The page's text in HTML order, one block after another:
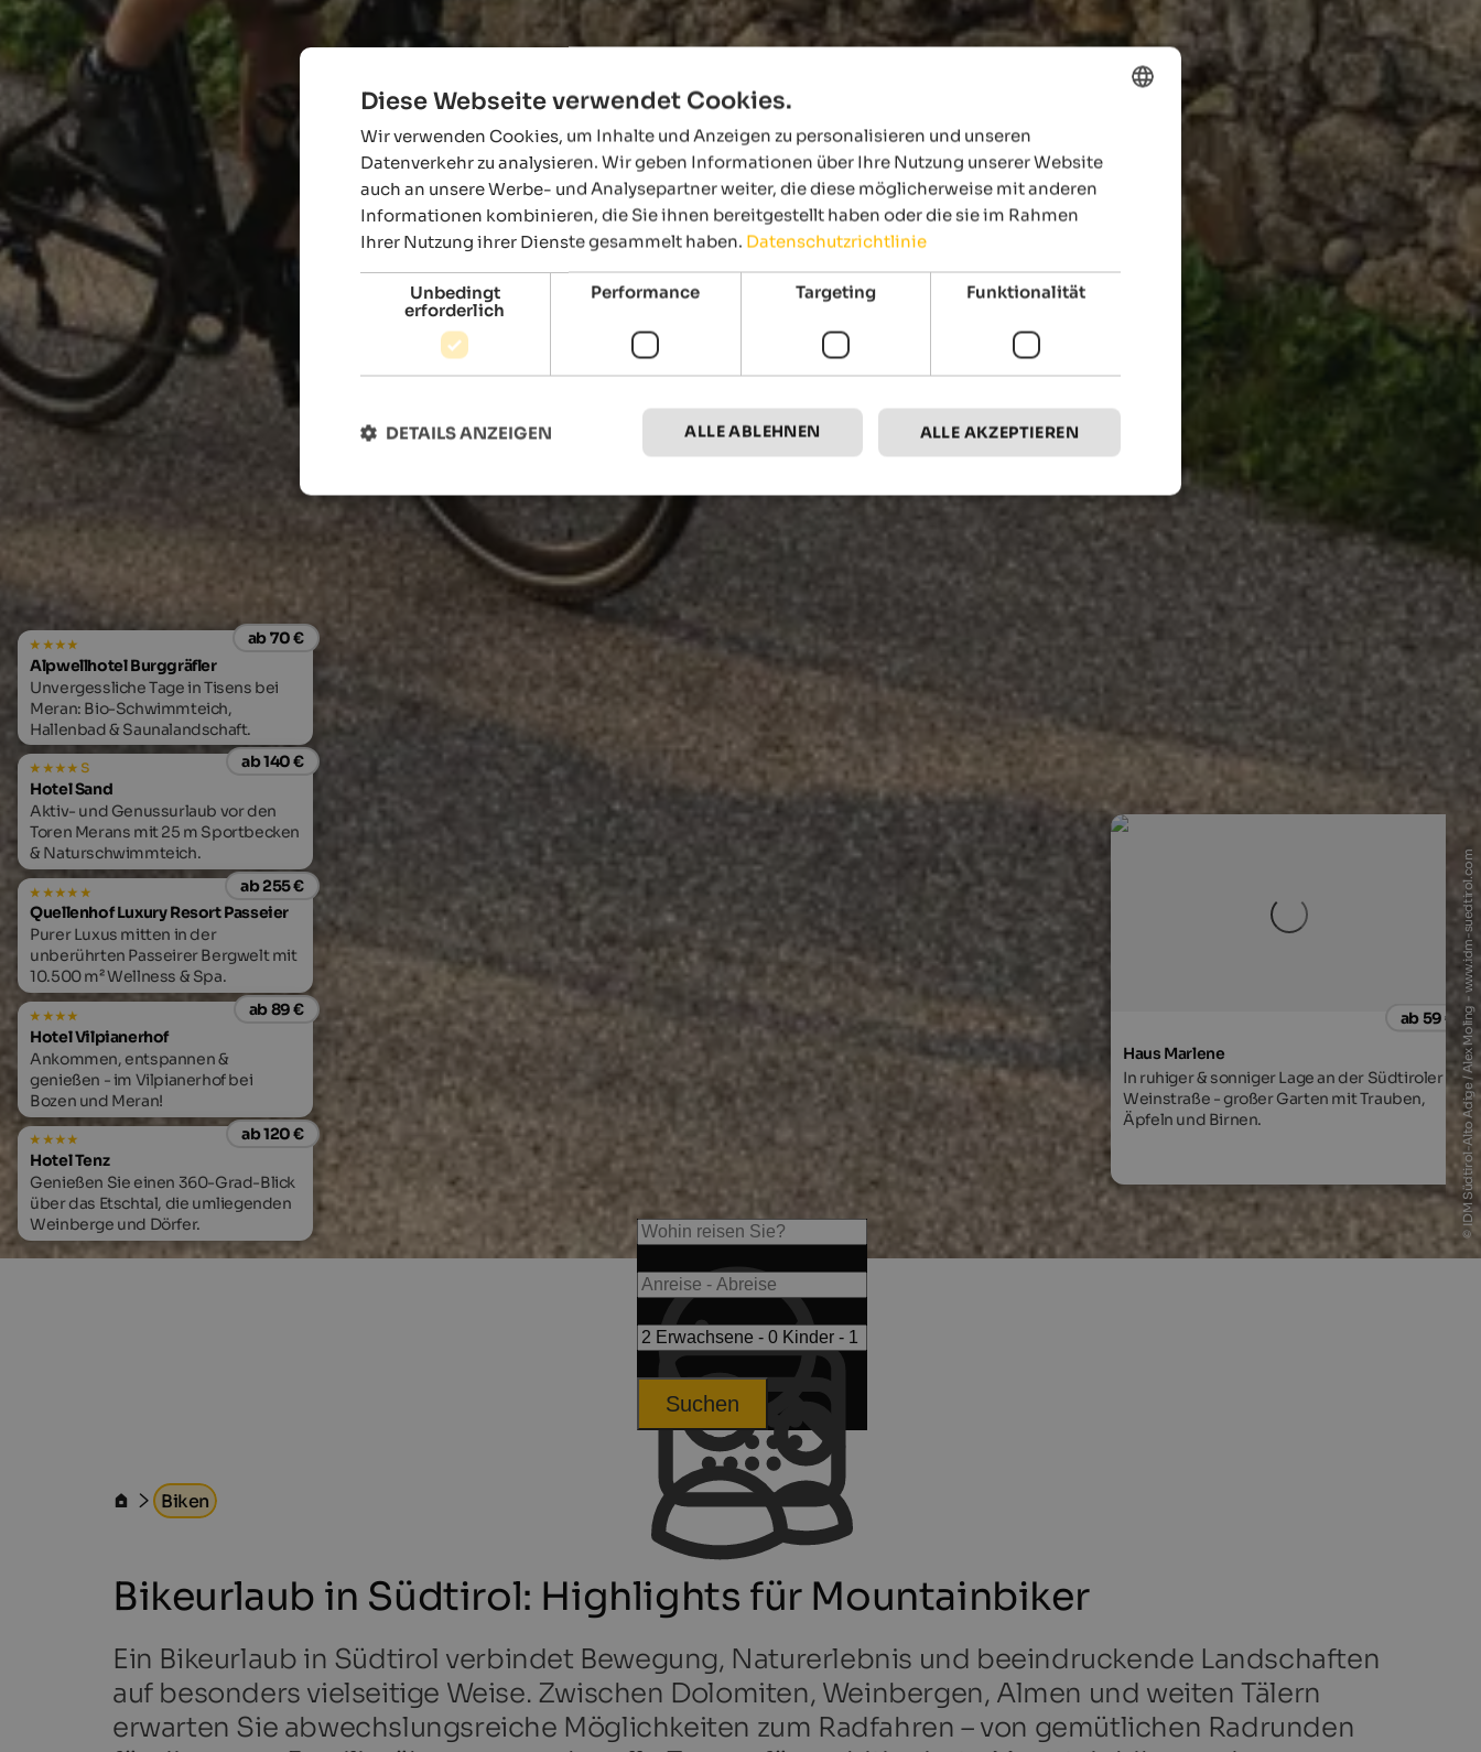
ab 70 €
Alpwellhotel Burggräfler
Unvergessliche Tage in Tisens bei
Meran: Bio-Schwimmteich,
Hallenbad & Saunalandschaft.
ab 140 €
s
Hotel Sand
Aktiv- und Genussurlaub vor den
Toren Merans mit 25 m Sportbecken
& Naturschwimmteich.
ab 255 €
Quellenhof Luxury Resort Passeier
Purer Luxus mitten in der
unberührten Passeirer Bergwelt mit
10.500 m² Wellness & Spa.
ab 89 €
Hotel Vilpianerhof
Ankommen, entspannen &
genießen - im Vilpianerhof bei
Bozen und Meran!
ab 120 €
Hotel Tenz
Genießen Sie einen 360-Grad-Blick
über das Etschtal, die umliegenden
Weinberge und Dörfer.
ab 59 €
Haus Marlene
In ruhiger & sonniger Lage an der Südtiroler
Weinstraße - großer Garten mit Trauben,
Äpfeln und Birnen.
© IDM Südtirol-Alto Adige / Alex Moling - www.idm-suedtirol.com
Suchen
Biken
Bikeurlaub in Südtirol: Highlights für Mountainbiker
Ein Bikeurlaub in Südtirol verbindet Bewegung, Naturerlebnis und beeindruckende Landschaften
auf besonders vielseitige Weise. Zwischen Dolomiten, Weinbergen, Almen und weiten Tälern
erwarten Sie abwechslungsreiche Möglichkeiten zum Radfahren – von gemütlichen Radrunden
GERMAN
Diese Webseite verwendet Cookies.
Wir verwenden Cookies, um Inhalte und Anzeigen zu personalisieren und unseren
Datenverkehr zu analysieren. Wir geben Informationen über Ihre Nutzung unserer Website
auch an unsere Werbe- und Analysepartner weiter, die diese möglicherweise mit anderen
Informationen kombinieren, die Sie ihnen bereitgestellt haben oder die sie im Rahmen
Ihrer Nutzung ihrer Dienste gesammelt haben. Datenschutzrichtlinie
Unbedingt
erforderlich
Performance Targeting Funktionalität
ALLE AKZEPTIEREN
ALLE ABLEHNEN
DETAILS ANZEIGEN